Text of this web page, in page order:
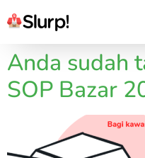
Anda sudah
SOP Bazar